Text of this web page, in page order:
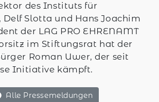
des Instituts für
Delf Slotta und Hans Joachim
der LAG PRO EHRENAMT
im Stiftungsrat hat der
Roman Uwer, der seit
Initiative kämpft.
Alle Pressemeldungen